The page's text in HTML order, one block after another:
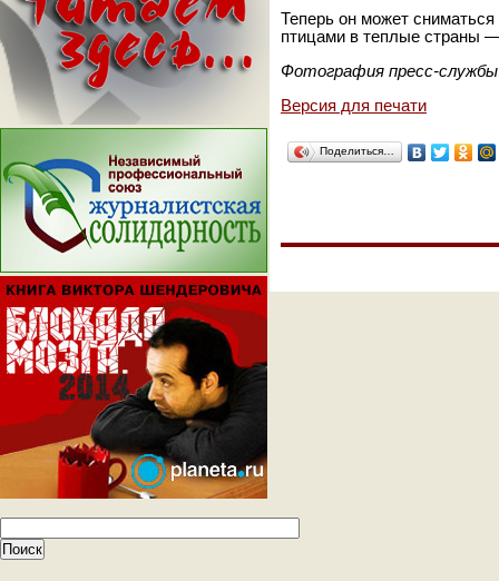
Теперь он может
птицами в теплые страны —
Фотография пресс-службы
Версия для печати
Поделиться…